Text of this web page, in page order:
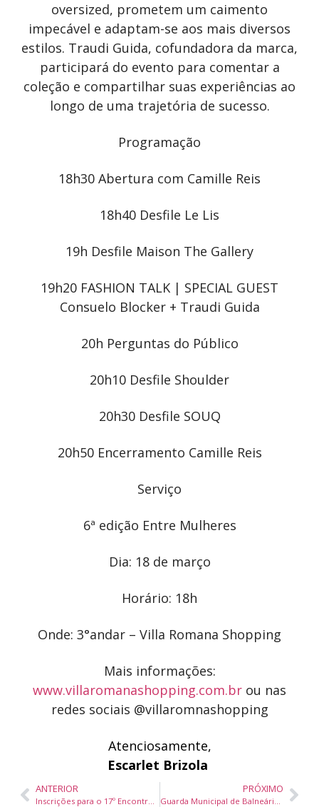
oversized, prometem um caimento
impecável e adaptam-se aos mais diversos
estilos. Traudi Guida, cofundadora da marca,
participará do evento para comentar a
coleção e compartilhar suas experiências ao
longo de uma trajetória de sucesso.
Programação
18h30 Abertura com Camille Reis
18h40 Desfile Le Lis
19h Desfile Maison The Gallery
19h20 FASHION TALK | SPECIAL GUEST
Consuelo Blocker + Traudi Guida
20h Perguntas do Público
20h10 Desfile Shoulder
20h30 Desfile SOUQ
20h50 Encerramento Camille Reis
Serviço
6ª edição Entre Mulheres
Dia: 18 de março
Horário: 18h
Onde: 3°andar – Villa Romana Shopping
Mais informações:
www.villaromanashopping.com.br ou nas
redes sociais @villaromnashopping
Atenciosamente,
Escarlet Brizola
ANTERIOR
Inscrições para o 17º Encontro dos Amigos de Balneário Piçarras Começam nesta Segunda-feira (17/03)
PRÓXIMO
Guarda Municipal de Balneário Camboriú Realiza Quatro Prisões em 12 Horas